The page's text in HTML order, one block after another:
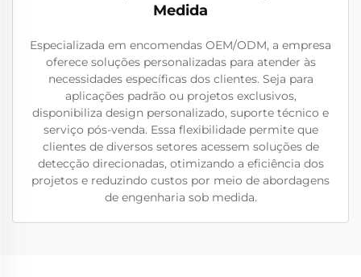
Medida
Especializada em encomendas OEM/ODM, a empresa
oferece soluções personalizadas para atender às
necessidades específicas dos clientes. Seja para
aplicações padrão ou projetos exclusivos,
disponibiliza design personalizado, suporte técnico e
serviço pós-venda. Essa flexibilidade permite que
clientes de diversos setores acessem soluções de
detecção direcionadas, otimizando a eficiência dos
projetos e reduzindo custos por meio de abordagens
de engenharia sob medida.